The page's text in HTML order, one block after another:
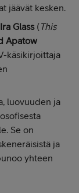
jäävät kesken.
Ira Glass (This
Apatow
käsikirjoittaja
luovuuden ja
Se on
ja
yhteen